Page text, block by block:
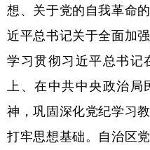
多语种频道
English Español
Русский язык
Deutsch Português
想、关于党的自我革命
近平总书记关于全面加
学习贯彻习近平总书记
上、在中共中央政治
神，巩固深化党纪学习
打牢思想基础。自治区